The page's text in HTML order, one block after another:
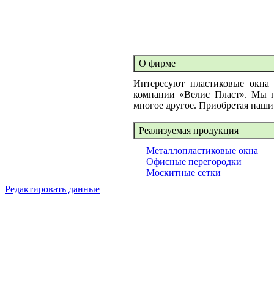
О фирме
Интересуют пластиковые
компании «Велис Пласт». Мы
многое другое. Приобретая
Реализуемая продукция
Металлопластиковые окна
Офисные перегородки
Москитные сетки
Редактировать данные